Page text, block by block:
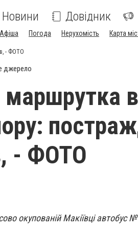
Новини Довідник
Афіша Погода Нерухомість Карта
- ФОТО
джерело
маршрутка
- ФОТО
окупованій Макіївці автобус